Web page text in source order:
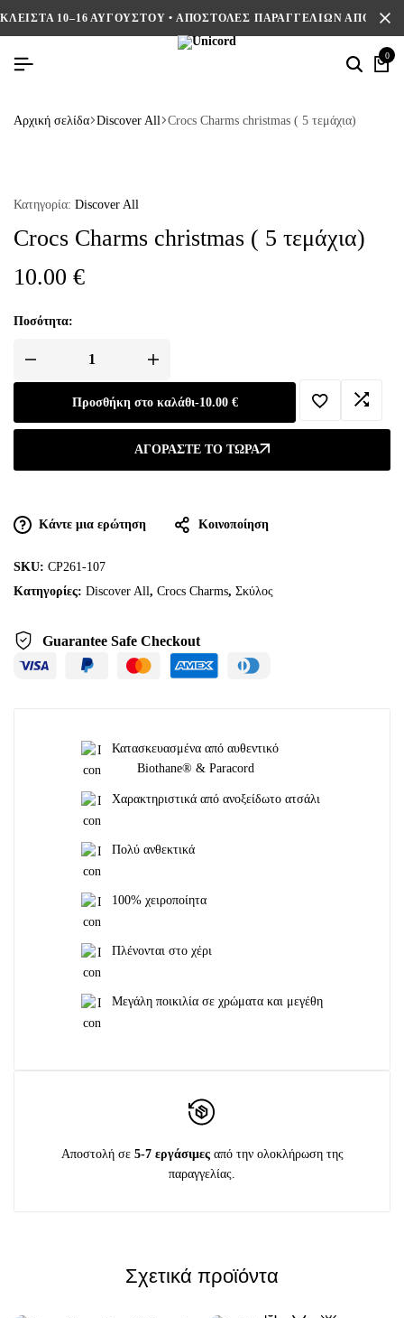
ΚΛΕΙΣΤΑ 10–16 ΑΥΓΟΥΣΤΟΥ • ΑΠΟΣΤΟΛΕΣ ΠΑΡΑΓΓΕΛΙΩΝ ΑΠΟ 17/8
0
Αρχική σελίδα Discover All Crocs Charms christmas ( 5 τεμάχια)
Κατηγορία: Discover All
Crocs Charms christmas ( 5 τεμάχια)
10.00 €
Ποσότητα:
Προσθήκη στο καλάθι-10.00 €
ΑΓΟΡΆΣΤΕ ΤΟ ΤΏΡΑ
Κάντε μια ερώτηση Κοινοποίηση
SKU: CP261-107
Κατηγορίες: Discover All, Crocs Charms, Σκύλος
Guarantee Safe Checkout
Κατασκευασμένα από αυθεντικό
Biothane® & Paracord
Χαρακτηριστικά από ανοξείδωτο ατσάλι
Πολύ ανθεκτικά
100% χειροποίητα
Πλένονται στο χέρι
Μεγάλη ποικιλία σε χρώματα και μεγέθη
Αποστολή σε 5-7 εργάσιμες από την ολοκλήρωση της
παραγγελίας.
Σχετικά προϊόντα